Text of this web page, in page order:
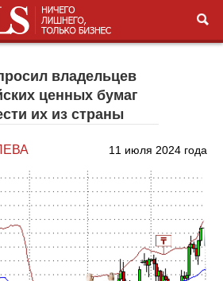
владельцев
ценных бумаг
их из страны
11 июля 2024 года